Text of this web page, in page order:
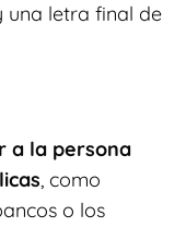
una letra final de
a la persona
, como
o los